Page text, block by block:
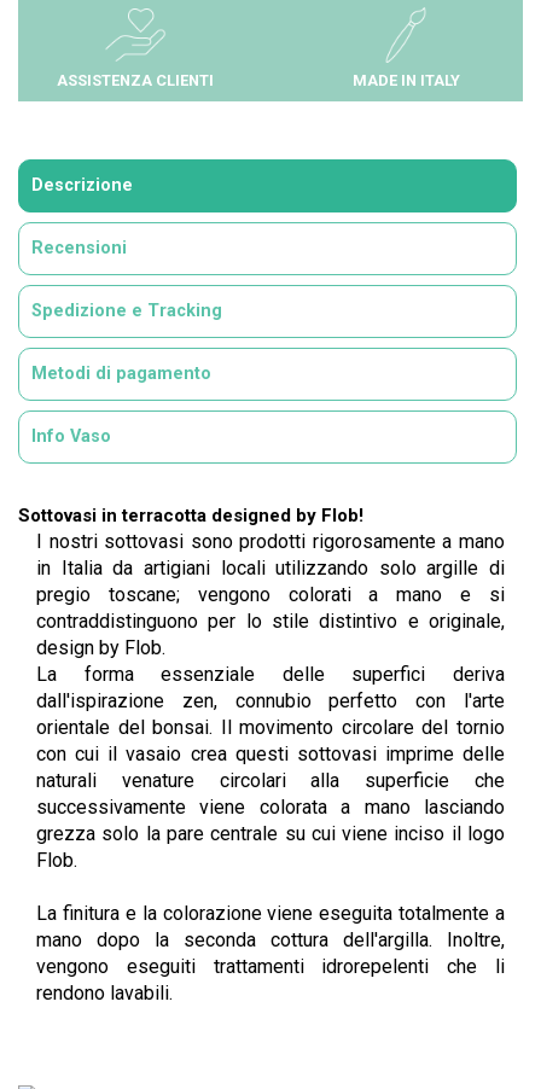
ASSISTENZA CLIENTI MADE IN ITALY
Descrizione
Recensioni
Spedizione e Tracking
Metodi di pagamento
Info Vaso
Sottovasi in terracotta designed by Flob!
I nostri sottovasi sono prodotti rigorosamente a mano
in Italia da artigiani localiutilizzando solo argille di
pregio toscane; vengono colorati a mano e si
contraddistinguono per lo stile distintivo e originale,
design by Flob.
La forma essenziale delle superfici deriva
dall'ispirazione zen, connubio perfetto con l'arte
orientale del bonsai. Il movimento circolare del tornio
con cui il vasaio crea questi sottovasi imprime delle
naturali venature circolari alla superficie che
successivamente viene colorata a mano lasciando
grezza solo la pare centrale su cui viene inciso il logo
Flob.
La finitura e la colorazione viene eseguita totalmente a
mano dopo la seconda cottura dell'argilla. Inoltre,
vengono eseguiti trattamenti idrorepelenti che li
rendono lavabili.